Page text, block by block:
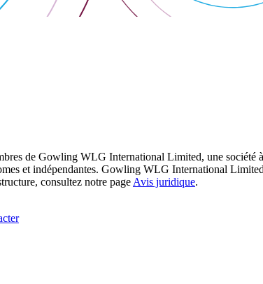
de Gowling WLG International Limited, une société
et indépendantes. Gowling WLG International
consultez notre page Avis juridique.